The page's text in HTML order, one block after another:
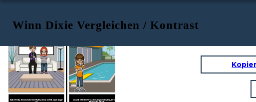
Winn Dixie Vergleichen / Kontrast
Opal erlitt das Verschwinden ihrer Mutter, die sie verließ, als sie jünger Amanda erlitt den Verlust ihres jüngeren Bruders, der in ihrem
AMANDA WILKINSON